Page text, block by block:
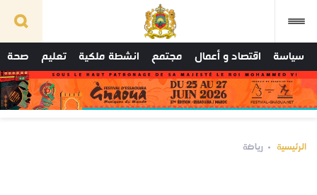
سياسة اقتصاد و أعمال مجتمع انشطة ملكية تعليم صحة
الرئيسية رياضة